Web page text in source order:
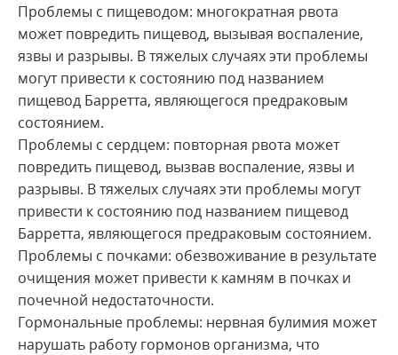
Проблемы с пищеводом: многократная рвота
может повредить пищевод, вызывая воспаление,
язвы и разрывы. В тяжелых случаях эти проблемы
могут привести к состоянию под названием
пищевод Барретта, являющегося предраковым
состоянием.
Проблемы с сердцем: повторная рвота может
повредить пищевод, вызвав воспаление, язвы и
разрывы. В тяжелых случаях эти проблемы могут
привести к состоянию под названием пищевод
Барретта, являющегося предраковым состоянием.
Проблемы с почками: обезвоживание в результате
очищения может привести к камням в почках и
почечной недостаточности.
Гормональные проблемы: нервная булимия может
нарушать работу гормонов организма, что